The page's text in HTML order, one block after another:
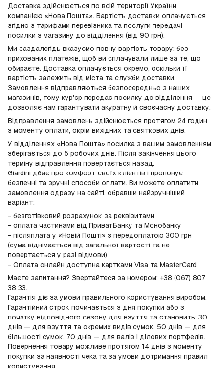
Доставка здійснюється по всій території України
компанією «Нова Пошта». Вартість доставки оплачується
згідно з тарифами перевізника та послуги передачі
посилки з магазину до відділення (від 90 грн).
Ми заздалегідь вказуємо повну вартість товару: без
прихованих платежів, щоб ви сплачували лише за те, що
обираєте. Доставка оплачується окремо, оскільки її
вартість залежить від міста та служби доставки.
Замовлення відправляються безпосередньо з наших
магазинів, тому кур'єр передає посилку до відділення — це
дозволяє нам гарантувати акуратну й своєчасну доставку.
Відправлення замовлень здійснюється протягом 24 годин
з моменту оплати, окрім вихідних та святкових днів.
У відділеннях «Нова Пошта» посилка з вашим замовленням
зберігається до 5 робочих днів. Після закінчення цього
терміну відправлення повертається назад.
Giardini дбає про комфорт своїх клієнтів і пропонує
безпечні та зручні способи оплати. Ви можете оплатити
замовлення одразу на сайті, обравши найзручніший
варіант:
- безготівковий розрахунок за реквізитами
- оплата частинами від ПриватБанку та Монобанку
- післяплата у «Новій Пошті» з передоплатою 300 грн
(сума віднімається від загальної вартості та не
повертається у разі відмови)
- Оплата онлайн доступна картками Visa та MasterCard.
Маєте запитання? Звертайтеся за номером: +38 (067) 807
38 33.
Гарантія діє за умови правильного користування виробом.
Гарантійний строк починається з дня покупки або з
початку відповідного сезону для взуття та становить: 30
днів — для взуття та окремих видів сумок, 50 днів — для
більшості сумок, 70 днів — для валіз і ділових портфелів.
Повернення товару можливе протягом 14 днів з моменту
покупки за наявності чека та за умови дотримання правил
користування.